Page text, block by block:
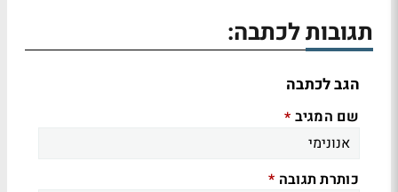
תגובות לכתבה:
הגב לכתבה
שם המגיב *
כותרת תגובה *